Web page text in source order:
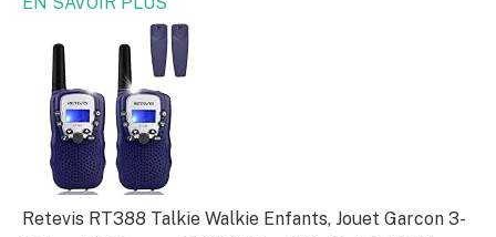
Retevis RT388 Talkie Walkie Enfants, Jouet Garcon 3-